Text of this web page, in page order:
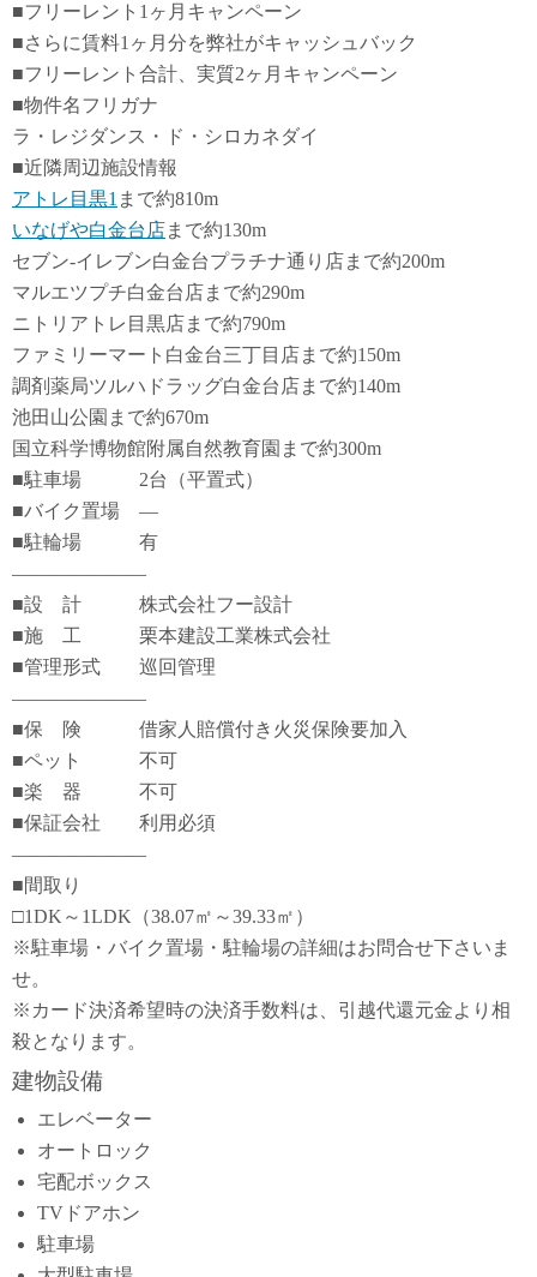
■フリーレント1ヶ月キャンペーン
■さらに賃料1ヶ月分を弊社がキャッシュバック
■フリーレント合計、実質2ヶ月キャンペーン
■物件名フリガナ
ラ・レジダンス・ド・シロカネダイ
■近隣周辺施設情報
アトレ目黒1 まで約810m
いなげや白金台店まで約130m
セブン-イレブン白金台プラチナ通り店まで約200m
マルエツプチ白金台店まで約290m
ニトリアトレ目黒店まで約790m
ファミリーマート白金台三丁目店まで約150m
調剤薬局ツルハドラッグ白金台店まで約140m
池田山公園まで約670m
国立科学博物館附属自然教育園まで約300m
■駐車場 2台（平置式）
■バイク置場 ―
■駐輪場 有
―――――――
■設 計 株式会社フー設計
■施 工 栗本建設工業株式会社
■管理形式 巡回管理
―――――――
■保 険 借家人賠償付き火災保険要加入
■ペット 不可
■楽 器 不可
■保証会社 利用必須
―――――――
■間取り
□1DK～1LDK（38.07㎡～39.33㎡）
※駐車場・バイク置場・駐輪場の詳細はお問合せ下さいま
せ。
※カード決済希望時の決済手数料は、引越代還元金より相
殺となります。
建物設備
エレベーター
オートロック
宅配ボックス
TVドアホン
駐車場